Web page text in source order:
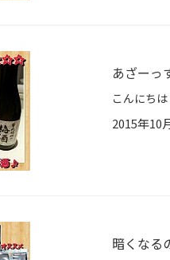
あざーっ
2015年10
暗くなる